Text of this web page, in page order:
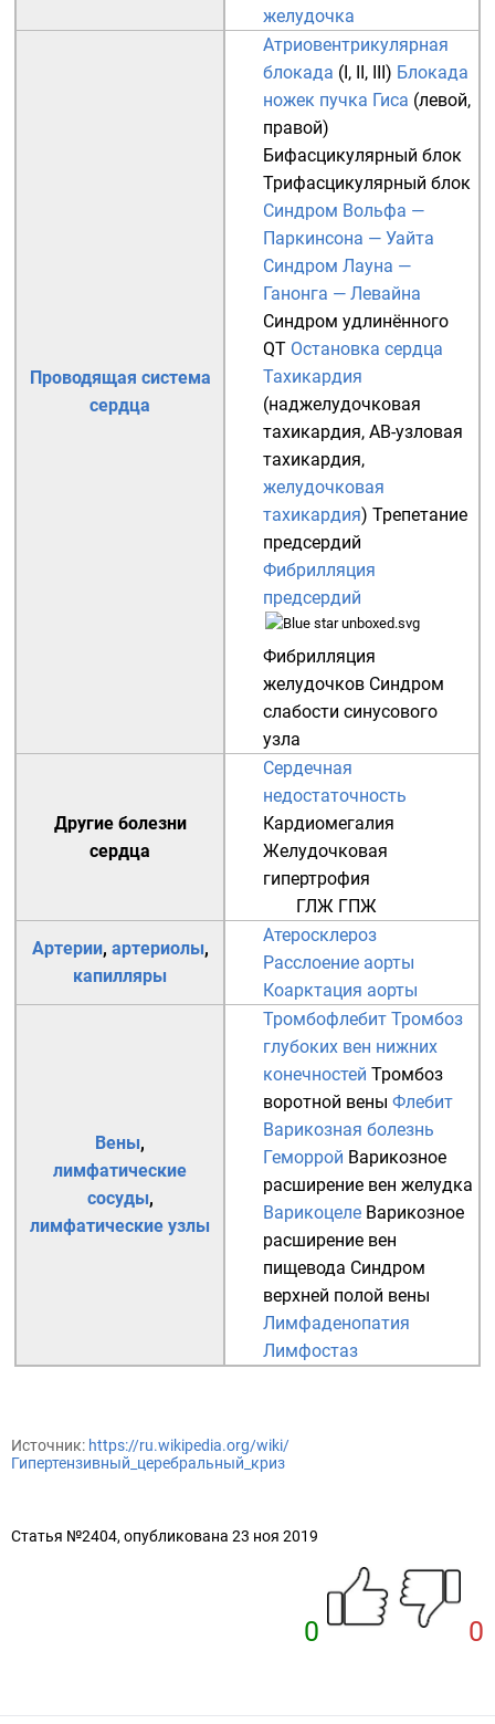
желудочка
Проводящая система
сердца
Атриовентрикулярная
блокада (I, II, III) Блокада
ножек пучка Гиса (левой,
правой)
Бифасцикулярный блок
Трифасцикулярный блок
Синдром Вольфа —
Паркинсона — Уайта
Синдром Лауна —
Ганонга — Левайна
Синдром удлинённого
QT Остановка сердца
Тахикардия
(наджелудочковая
тахикардия, АВ-узловая
тахикардия,
желудочковая
тахикардия) Трепетание
предсердий
Фибрилляция
предсердий
Фибрилляция
желудочков Синдром
слабости синусового
узла
Другие болезни
сердца
Сердечная
недостаточность
Кардиомегалия
Желудочковая
гипертрофия
ГЛЖ ГПЖ
Артерии, артериолы,
капилляры
Атеросклероз
Расслоение аорты
Коарктация аорты
Вены,
лимфатические
сосуды,
лимфатические узлы
Тромбофлебит Тромбоз
глубоких вен нижних
конечностей Тромбоз
воротной вены Флебит
Варикозная болезнь
Геморрой Варикозное
расширение вен желудка
Варикоцеле Варикозное
расширение вен
пищевода Синдром
верхней полой вены
Лимфаденопатия
Лимфостаз
Источник: https://ru.wikipedia.org/wiki/
Гипертензивный_церебральный_криз
Статья №2404, опубликована 23 ноя 2019
0 0